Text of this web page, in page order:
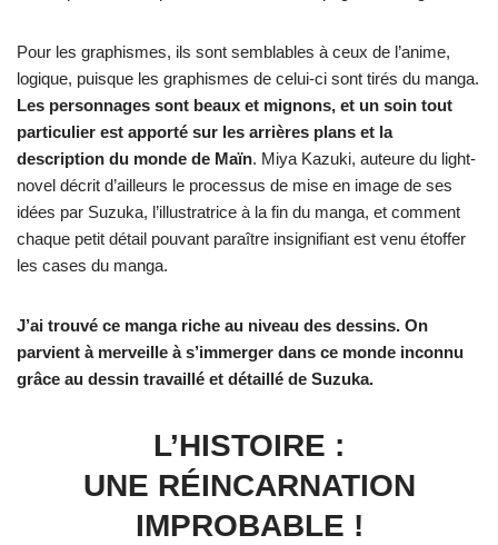
Pour les graphismes, ils sont semblables à ceux de l’anime,
logique, puisque les graphismes de celui-ci sont tirés du manga.
Les personnages sont beaux et mignons, et un soin tout
particulier est apporté sur les arrières plans et la
description du monde de Maïn. Miya Kazuki, auteure du light-
novel décrit d’ailleurs le processus de mise en image de ses
idées par Suzuka, l’illustratrice à la fin du manga, et comment
chaque petit détail pouvant paraître insignifiant est venu étoffer
les cases du manga.
J’ai trouvé ce manga riche au niveau des dessins. On
parvient à merveille à s’immerger dans ce monde inconnu
grâce au dessin travaillé et détaillé de Suzuka.
L’HISTOIRE :
UNE RÉINCARNATION
IMPROBABLE !